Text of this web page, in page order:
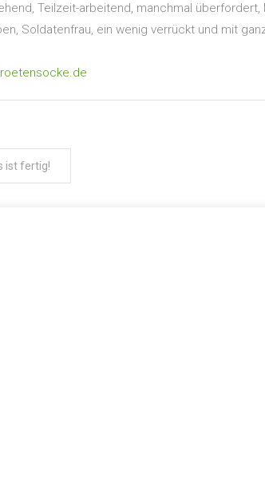
Teilzeit-arbeitend, manchmal überfordert,
Soldatenfrau, ein wenig verrückt und mit
ist fertig!